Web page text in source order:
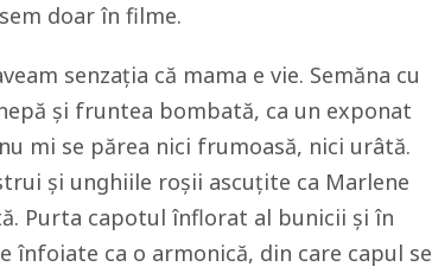
doar în filme.
senzația că mama e vie. Semăna cu
și fruntea bombată, ca un exponat
mi se părea nici frumoasă, nici urâtă.
și unghiile roșii ascuțite ca Marlene
Purta capotul înflorat al bunicii și în
ca o armonică, din care capul se